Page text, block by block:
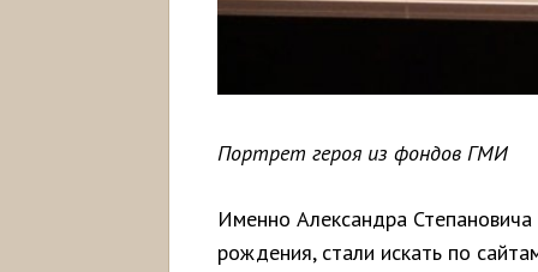
Портрет героя из фондов ГМИ
Именно Александра
рождения, стали искать по